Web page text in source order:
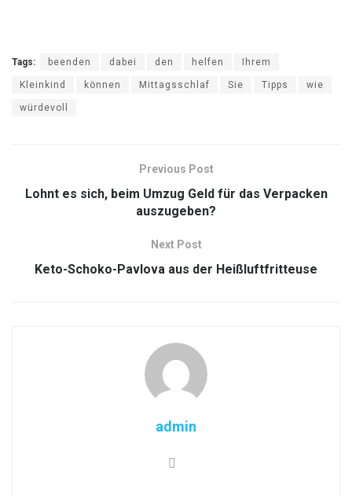
Tags: beenden dabei den helfen Ihrem
Kleinkind können Mittagsschlaf Sie Tipps wie
würdevoll
Previous Post
Lohnt es sich, beim Umzug Geld für das Verpacken
auszugeben?
Next Post
Keto-Schoko-Pavlova aus der Heißluftfritteuse
admin